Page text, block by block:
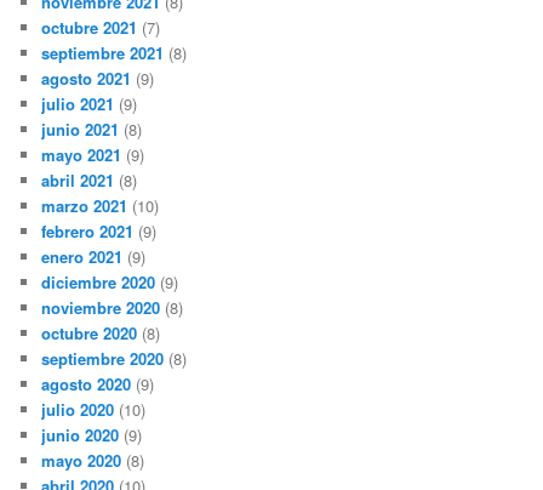
octubre 2021 (7)
septiembre 2021 (8)
agosto 2021 (9)
julio 2021 (9)
junio 2021 (8)
mayo 2021 (9)
abril 2021 (8)
marzo 2021 (10)
febrero 2021 (9)
enero 2021 (9)
diciembre 2020 (9)
noviembre 2020 (8)
octubre 2020 (8)
septiembre 2020 (8)
agosto 2020 (9)
julio 2020 (10)
junio 2020 (9)
mayo 2020 (8)